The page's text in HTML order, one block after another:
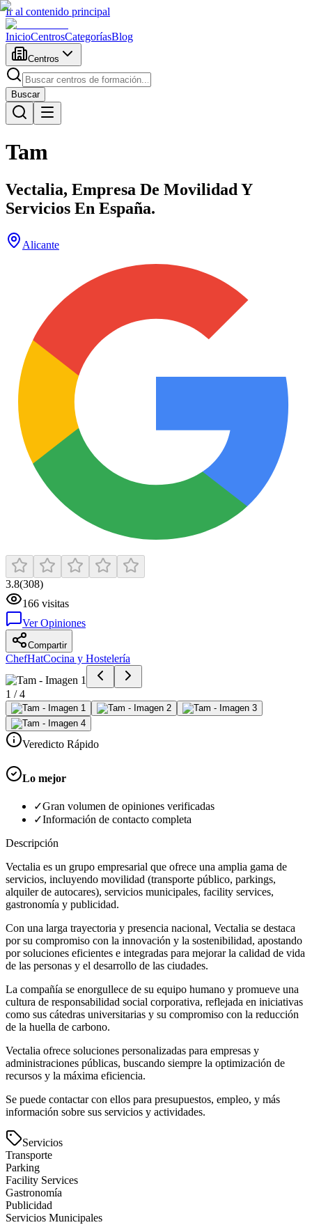
Ir al contenido principal
InicioCentrosCategoríasBlog
Centros
Buscar
Tam
Vectalia, Empresa De Movilidad Y
Servicios En España.
Alicante
3.8(308)
166 visitas
Ver Opiniones
Compartir
ChefHatCocina y Hostelería
1 /4
Veredicto Rápido
Lo mejor
✓Gran volumen de opiniones verificadas
✓Información de contacto completa
Descripción
Vectalia es un grupo empresarial que ofrece una amplia gama de
servicios, incluyendo movilidad (transporte público, parkings,
alquiler de autocares), servicios municipales, facility services,
gastronomía y publicidad.
Con una larga trayectoria y presencia nacional, Vectalia se destaca
por su compromiso con la innovación y la sostenibilidad, apostando
por soluciones eficientes e integradas para mejorar la calidad de vida
de las personas y el desarrollo de las ciudades.
La compañía se enorgullece de su equipo humano y promueve una
cultura de responsabilidad social corporativa, reflejada en iniciativas
como sus cátedras universitarias y su compromiso con la reducción
de la huella de carbono.
Vectalia ofrece soluciones personalizadas para empresas y
administraciones públicas, buscando siempre la optimización de
recursos y la máxima eficiencia.
Se puede contactar con ellos para presupuestos, empleo, y más
información sobre sus servicios y actividades.
Servicios
Transporte
Parking
Facility Services
Gastronomía
Publicidad
Servicios Municipales